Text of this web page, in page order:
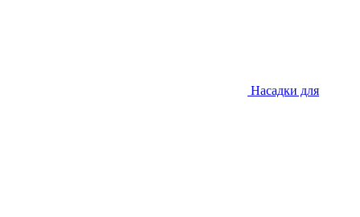
Насадки для